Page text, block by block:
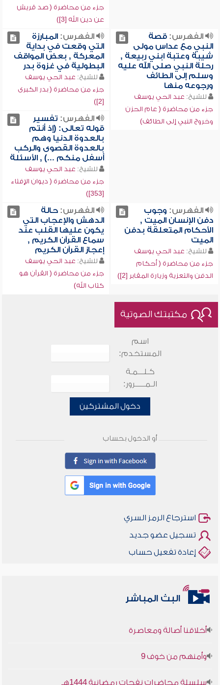
جزء من محاضرة ( صد قريش
عن دين الله [3])
الفهرس:قصة
النبي مع عداس مولى
شيبة وعتبة ابني ربيعة ,
رحلة النبي صلى الله عليه
وسلم إلى الطائف
ورجوعه منها
للشيخ: عبد الحي يوسف
جزء من محاضرة ( عام الحزن
وخروج النبي إلى الطائف)
الفهرس:المبارزة
التي وقعت في بداية
المعركة , بعض المواقف
البطولية في غزوة بدر
للشيخ: عبد الحي يوسف
جزء من محاضرة ( بدر الكبرى
[2])
الفهرس: تفسير
قوله تعالى: (إذ أنتم
بالعدوة الدنيا وهم
بالعدوة القصوى والركب
أسفل منكم ...) , الأسئلة
للشيخ: عبد الحي يوسف
جزء من محاضرة ( ديوان الإفتاء
[353])
الفهرس: وجوب
دفن الإنسان الميت ,
الأحكام المتعلقة بدفن
الميت
للشيخ: عبد الحي يوسف
جزء من محاضرة ( أحكام
الدفن والتعزية وزيارة المقابر [2])
الفهرس:حالة
الدهش والإعجاب التي
يكون عليها القلب عند
سماع القرآن الكريم ,
إعجاز القرآن الكريم
للشيخ: عبد الحي يوسف
جزء من محاضرة ( القرآن هو
كتاب الله)
مكتبتك الصوتية
اسم
المستخدم:
كـلـــمـة
الـمـــــرور:
دخول المشتركين
أو الدخول بحساب
استرجاع الرمز السري
تسجيل عضو جديد
إعادة تفعيل حساب
البث المباشر